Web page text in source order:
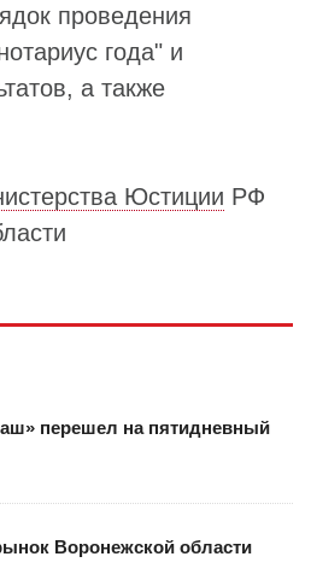
проведения
года" и
а также
Юстиции РФ
перешел на пятидневный
Воронежской области